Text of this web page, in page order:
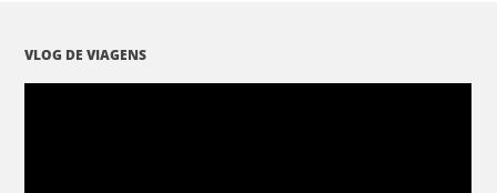
VLOG DE VIAGENS